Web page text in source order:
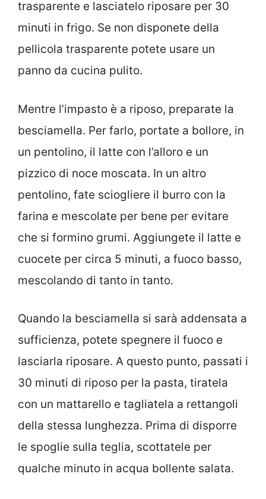
trasparente e lasciatelo riposare per 30
minuti in frigo. Se non disponete della
pellicola trasparente potete usare un
panno da cucina pulito.
Mentre l’impasto è a riposo, preparate la
besciamella. Per farlo, portate a bollore, in
un pentolino, il latte con l’alloro e un
pizzico di noce moscata. In un altro
pentolino, fate sciogliere il burro con la
farina e mescolate per bene per evitare
che si formino grumi. Aggiungete il latte e
cuocete per circa 5 minuti, a fuoco basso,
mescolando di tanto in tanto.
Quando la besciamella si sarà addensata a
sufficienza, potete spegnere il fuoco e
lasciarla riposare. A questo punto, passati i
30 minuti di riposo per la pasta, tiratela
con un mattarello e tagliatela a rettangoli
della stessa lunghezza. Prima di disporre
le spoglie sulla teglia, scottatele per
qualche minuto in acqua bollente salata.